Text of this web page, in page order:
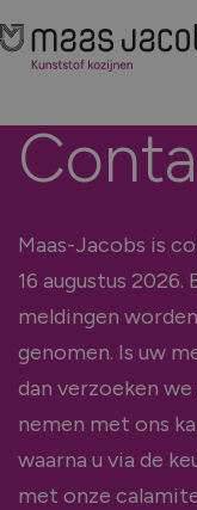
Stap 1 -
Maas-Jacobs is
16 augustus
meldingen
genomen. Is uw
dan verzoeken
nemen met ons
waarna u via de
met onze